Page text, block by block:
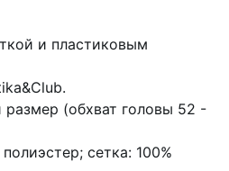
и пластиковым
(обхват головы 52 -
сетка: 100%